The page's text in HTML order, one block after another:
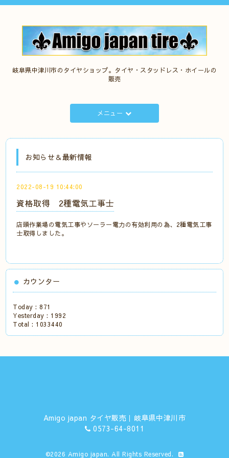
岐阜県中津川市のタイヤショップ。タイヤ・スタッドレス・ホイールの
販売
メニュー
お知らせ＆最新情報
2022-08-19 10:44:00
資格取得 2種電気工事士
店頭作業場の電気工事やソーラー電力の有効利用の為、2種電気工事
士取得しました。
カウンター
Today : 871
Yesterday : 1992
Total : 1033440
Amigo japan タイヤ販売｜岐阜県中津川市
0573-64-8011
©2026 Amigo japan. All Rights Reserved.